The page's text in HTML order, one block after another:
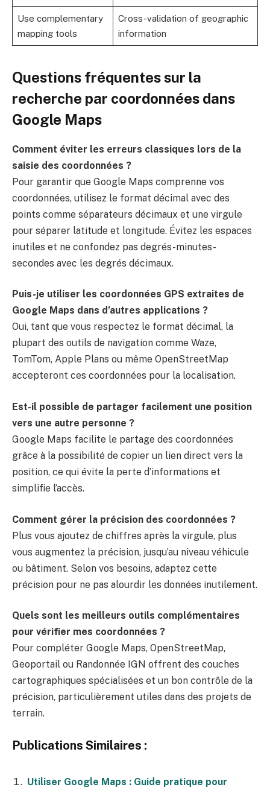
Use complementary
mapping tools
Cross-validation of geographic
information
Questions fréquentes sur la
recherche par coordonnées dans
Google Maps
Comment éviter les erreurs classiques lors de la
saisie des coordonnées ?
Pour garantir que Google Maps comprenne vos
coordonnées, utilisez le format décimal avec des
points comme séparateurs décimaux et une virgule
pour séparer latitude et longitude. Évitez les espaces
inutiles et ne confondez pas degrés-minutes-
secondes avec les degrés décimaux.
Puis-je utiliser les coordonnées GPS extraites de
Google Maps dans d’autres applications ?
Oui, tant que vous respectez le format décimal, la
plupart des outils de navigation comme Waze,
TomTom, Apple Plans ou même OpenStreetMap
accepteront ces coordonnées pour la localisation.
Est-il possible de partager facilement une position
vers une autre personne ?
Google Maps facilite le partage des coordonnées
grâce à la possibilité de copier un lien direct vers la
position, ce qui évite la perte d’informations et
simplifie l’accès.
Comment gérer la précision des coordonnées ?
Plus vous ajoutez de chiffres après la virgule, plus
vous augmentez la précision, jusqu’au niveau véhicule
ou bâtiment. Selon vos besoins, adaptez cette
précision pour ne pas alourdir les données inutilement.
Quels sont les meilleurs outils complémentaires
pour vérifier mes coordonnées ?
Pour compléter Google Maps, OpenStreetMap,
Geoportail ou Randonnée IGN offrent des couches
cartographiques spécialisées et un bon contrôle de la
précision, particulièrement utiles dans des projets de
terrain.
Publications Similaires :
Utiliser Google Maps : Guide pratique pour